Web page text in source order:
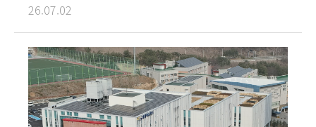
26.07.02